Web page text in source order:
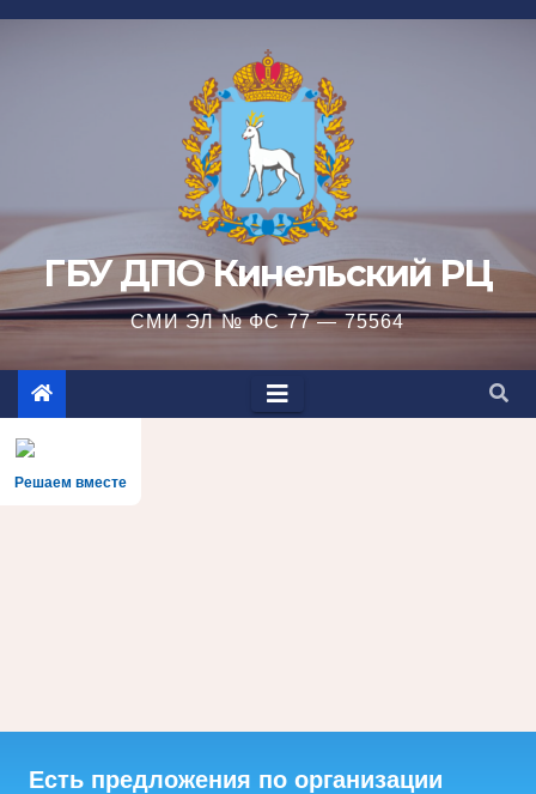
Перейти
ГБУ ДПО Кинельский РЦ
СМИ ЭЛ № ФС 77 — 75564
Решаем вместе
Есть предложения по организации